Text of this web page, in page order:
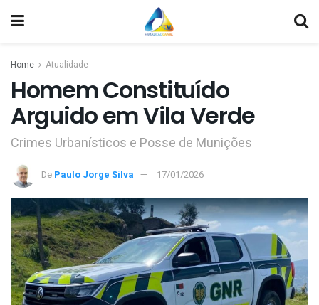
Home Atualidade
Homem Constituído
Arguido em Vila Verde
Crimes Urbanísticos e Posse de Munições
De Paulo Jorge Silva 17/01/2026